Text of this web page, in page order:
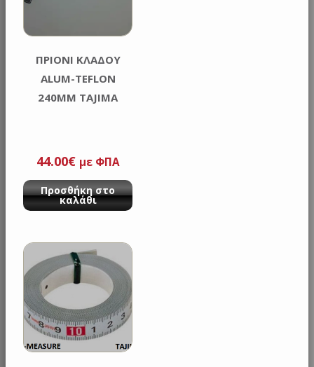
ΠΡΙΟΝΙ ΚΛΑΔΟΥ
ALUM-TEFLON
240MM TAJIMA
44.00€ με ΦΠΑ
Προσθήκη στο
καλάθι